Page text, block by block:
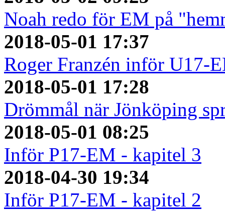
Noah redo för EM på
2018-05-01 17:37
Roger Franzén inför U17-
2018-05-01 17:28
Drömmål när Jönköping
2018-05-01 08:25
Inför P17-EM - kapitel 3
2018-04-30 19:34
Inför P17-EM - kapitel 2